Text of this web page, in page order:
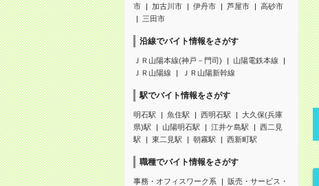
市
加古川市 伊丹市 芦屋市
高砂市
三田市
沿線でバイト情報をさがす
ＪＲ山陽本線(神戸－門司)
山陽電鉄本線
ＪＲ山陽線
ＪＲ山陽新幹線
駅でバイト情報をさがす
明石駅 魚住駅 西明石駅
大久保(兵庫
県)駅
山陽明石駅 江井ケ島駅
西二見
駅
東二見駅 朝霧駅 西新町駅
職種でバイト情報をさがす
事務・オフィスワーク系
販売・サービス・